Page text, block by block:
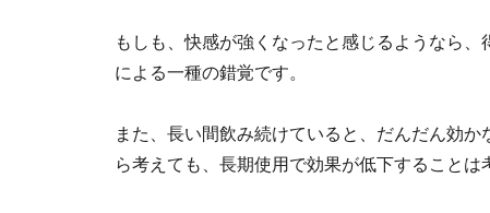
もしも、快感が強くなったと感じるようなら
による一種の錯覚です。
また、長い間飲み続けていると、だんだん効
ら考えても、長期使用で効果が低下することは